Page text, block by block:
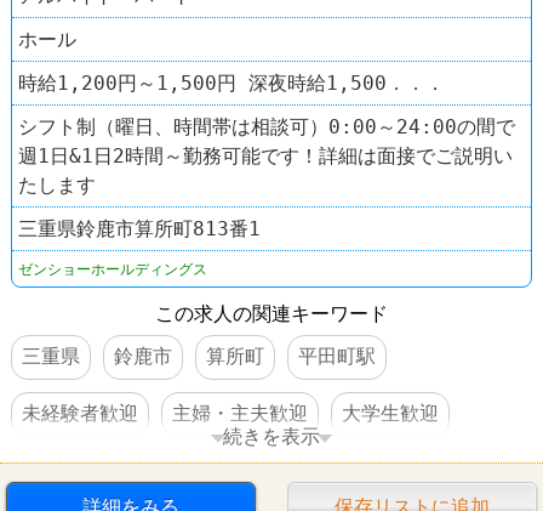
ホール
時給1,200円～1,500円 深夜時給1,500．．．
シフト制（曜日、時間帯は相談可）0:00～24:00の間で
週1日&1日2時間～勤務可能です！詳細は面接でご説明い
たします
三重県鈴鹿市算所町813番1
ゼンショーホールディングス
この求人の関連キーワード
三重県
鈴鹿市 算所町 平田町駅
未経験者歓迎 主婦・主夫歓迎 大学生歓迎
高校生OK 交通費支給 社保完備 食事補助あり
続きを表示
詳細をみる 保存リストに追加